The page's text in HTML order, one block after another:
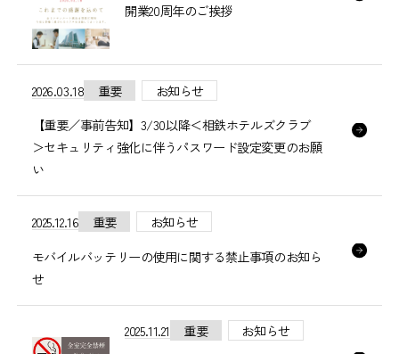
開業20周年のご挨拶
2026.03.18 重要
お知らせ
【重要／事前告知】3/30以降＜相鉄ホテルズクラブ
＞セキュリティ強化に伴うパスワード設定変更のお願
い
2025.12.16 重要
お知らせ
モバイルバッテリーの使用に関する禁止事項のお知ら
せ
2025.11.21 重要
お知らせ